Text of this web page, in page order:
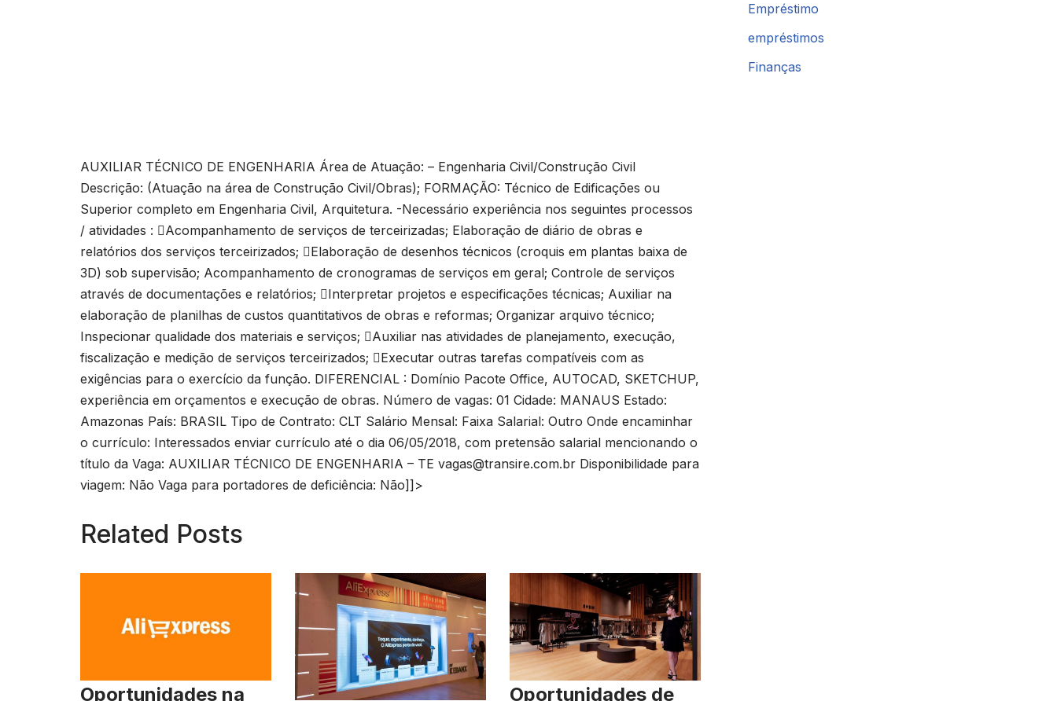
AUXILIAR TÉCNICO DE ENGENHARIA Área de Atuação: – Engenharia Civil/Construção Civil
Descrição: (Atuação na área de Construção Civil/Obras); FORMAÇÃO: Técnico de Edificações ou
Superior completo em Engenharia Civil, Arquitetura. -Necessário experiência nos seguintes processos
/ atividades : Acompanhamento de serviços de terceirizadas; Elaboração de diário de obras e
relatórios dos serviços terceirizados; Elaboração de desenhos técnicos (croquis em plantas baixa de
3D) sob supervisão; Acompanhamento de cronogramas de serviços em geral; Controle de serviços
através de documentações e relatórios; Interpretar projetos e especificações técnicas; Auxiliar na
elaboração de planilhas de custos quantitativos de obras e reformas; Organizar arquivo técnico;
Inspecionar qualidade dos materiais e serviços; Auxiliar nas atividades de planejamento, execução,
fiscalização e medição de serviços terceirizados; Executar outras tarefas compatíveis com as
exigências para o exercício da função. DIFERENCIAL : Domínio Pacote Office, AUTOCAD, SKETCHUP,
experiência em orçamentos e execução de obras. Número de vagas: 01 Cidade: MANAUS Estado:
Amazonas País: BRASIL Tipo de Contrato: CLT Salário Mensal: Faixa Salarial: Outro Onde encaminhar
o currículo: Interessados enviar currículo até o dia 06/05/2018, com pretensão salarial mencionando o
título da Vaga: AUXILIAR TÉCNICO DE ENGENHARIA – TE vagas@transire.com.br Disponibilidade para
viagem: Não Vaga para portadores de deficiência: Não]]>
Related Posts
Oportunidades na
Oportunidades de
Empréstimo
empréstimos
Finanças